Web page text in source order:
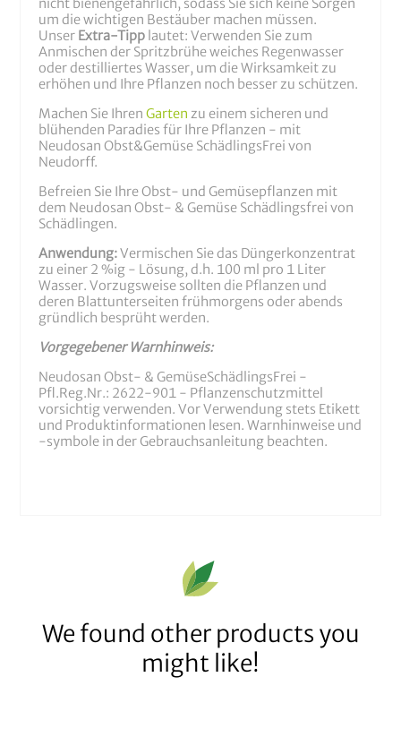
nicht bienengefährlich, sodass Sie sich keine Sorgen
um die wichtigen Bestäuber machen müssen.
Unser Extra-Tipp lautet: Verwenden Sie zum
Anmischen der Spritzbrühe weiches Regenwasser
oder destilliertes Wasser, um die Wirksamkeit zu
erhöhen und Ihre Pflanzen noch besser zu schützen.
Machen Sie IhrenGarten zu einem sicheren und
blühenden Paradies für Ihre Pflanzen - mit
Neudosan Obst&Gemüse SchädlingsFrei von
Neudorff.
Befreien Sie Ihre Obst- und Gemüsepflanzen mit
dem Neudosan Obst- & Gemüse Schädlingsfrei von
Schädlingen.
Anwendung:Vermischen Sie das Düngerkonzentrat
zu einer 2 %ig - Lösung, d.h. 100 ml pro 1 Liter
Wasser. Vorzugsweise sollten die Pflanzen und
deren Blattunterseiten frühmorgens oder abends
gründlich besprüht werden.
Vorgegebener Warnhinweis:
Neudosan Obst- & GemüseSchädlingsFrei -
Pfl.Reg.Nr.: 2622-901 - Pflanzenschutzmittel
vorsichtig verwenden. Vor Verwendung stets Etikett
und Produktinformationen lesen. Warnhinweise und
-symbole in der Gebrauchsanleitung beachten.
We found other products you
might like!